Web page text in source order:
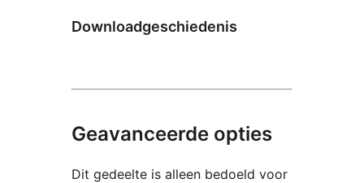
Downloadgeschiedenis
Geavanceerde opties
Dit gedeelte is alleen bedoeld voor